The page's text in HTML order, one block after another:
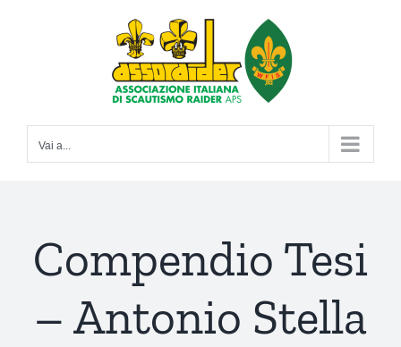
Vai a...
Compendio Tesi
– Antonio Stella